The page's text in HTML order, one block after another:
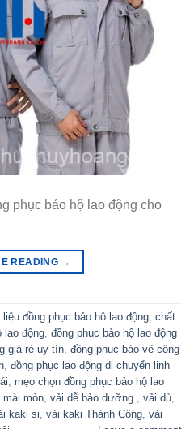
phục bảo hộ lao động cho
READING →
liệu đồng phục bảo hộ lao động chất
lao động đồng phục bảo hộ lao động
giá rẻ uy tín đồng phục bảo vệ công
đồng phục lao động di chuyển linh
mẹo chọn đồng phục bảo hộ lao
mài mòn vải dễ bảo dưỡng. vải dù
kaki si vải kaki Thành Công vải